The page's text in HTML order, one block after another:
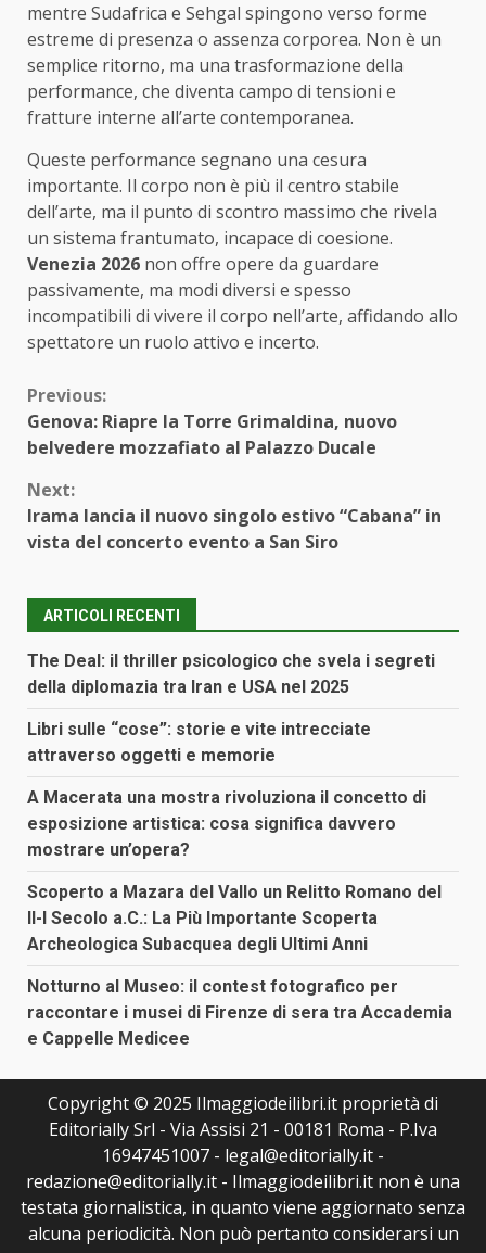
mentre Sudafrica e Sehgal spingono verso forme
estreme di presenza o assenza corporea. Non è un
semplice ritorno, ma una trasformazione della
performance, che diventa campo di tensioni e
fratture interne all’arte contemporanea.
Queste performance segnano una cesura
importante. Il corpo non è più il centro stabile
dell’arte, ma il punto di scontro massimo che rivela
un sistema frantumato, incapace di coesione.
Venezia 2026 non offre opere da guardare
passivamente, ma modi diversi e spesso
incompatibili di vivere il corpo nell’arte, affidando allo
spettatore un ruolo attivo e incerto.
Continue
Reading
Previous:
Genova: Riapre la Torre Grimaldina, nuovo
belvedere mozzafiato al Palazzo Ducale
Next:
Irama lancia il nuovo singolo estivo “Cabana” in
vista del concerto evento a San Siro
ARTICOLI RECENTI
The Deal: il thriller psicologico che svela i segreti
della diplomazia tra Iran e USA nel 2025
Libri sulle “cose”: storie e vite intrecciate
attraverso oggetti e memorie
A Macerata una mostra rivoluziona il concetto di
esposizione artistica: cosa significa davvero
mostrare un’opera?
Scoperto a Mazara del Vallo un Relitto Romano del
II-I Secolo a.C.: La Più Importante Scoperta
Archeologica Subacquea degli Ultimi Anni
Notturno al Museo: il contest fotografico per
raccontare i musei di Firenze di sera tra Accademia
e Cappelle Medicee
Copyright © 2025 Ilmaggiodeilibri.it proprietà di
Editorially Srl - Via Assisi 21 - 00181 Roma - P.Iva
16947451007 - legal@editorially.it -
redazione@editorially.it - Ilmaggiodeilibri.it non è una
testata giornalistica, in quanto viene aggiornato senza
alcuna periodicità. Non può pertanto considerarsi un